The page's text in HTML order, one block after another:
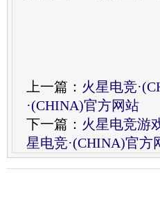
上一篇： 火星电竞
·(CHINA)官方网站
下一篇： 火星电竞游
星电竞·(CHINA)官方